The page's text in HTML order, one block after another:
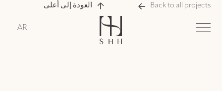
AR
Back to all projects العودة إلى أعلى